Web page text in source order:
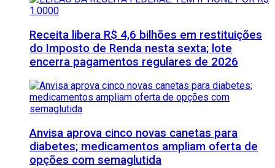
Receita libera R$ 4,6 bilhões em restituições
do Imposto de Renda nesta sexta; lote
encerra pagamentos regulares de 2026
Anvisa aprova cinco novas canetas para
diabetes; medicamentos ampliam oferta de
opções com semaglutida